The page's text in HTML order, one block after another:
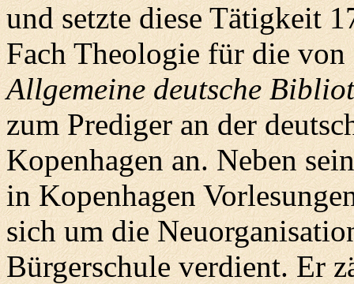
und setzte diese Tätigkeit
Fach Theologie für die von
Allgemeine deutsche
zum Prediger an der
Kopenhagen an. Neben
in Kopenhagen
sich um die
Bürgerschule verdient. Er